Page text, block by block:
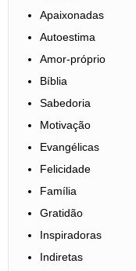
Apaixonadas
Autoestima
Amor-próprio
Bíblia
Sabedoria
Motivação
Evangélicas
Felicidade
Família
Gratidão
Inspiradoras
Indiretas